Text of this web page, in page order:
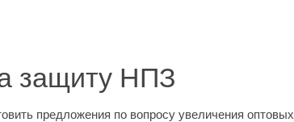
защиту НПЗ
предложения по вопросу увеличения оптовых